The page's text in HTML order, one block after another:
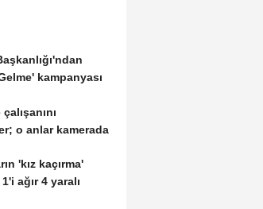
kampanyası
o anlar kamerada
'kız kaçırma'
ağır 4 yaralı